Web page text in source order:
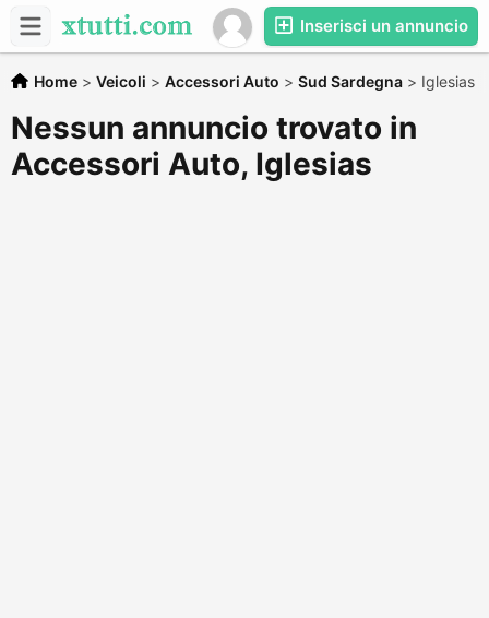
Inserisci un annuncio
Home > Veicoli > Accessori Auto > Sud Sardegna > Iglesias
Nessun annuncio trovato in
Accessori Auto, Iglesias